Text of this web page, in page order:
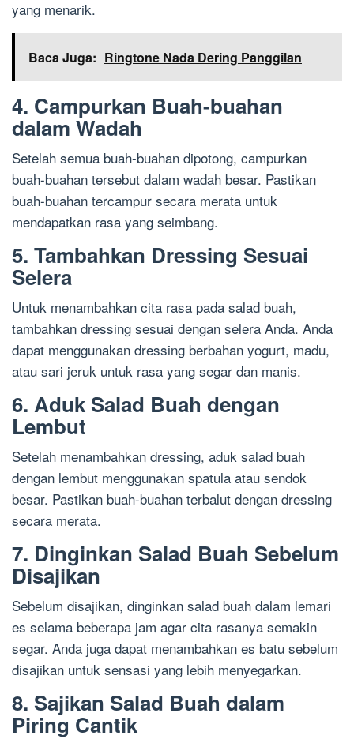
yang menarik.
Baca Juga: Ringtone Nada Dering Panggilan
4. Campurkan Buah-buahan
dalam Wadah
Setelah semua buah-buahan dipotong, campurkan
buah-buahan tersebut dalam wadah besar. Pastikan
buah-buahan tercampur secara merata untuk
mendapatkan rasa yang seimbang.
5. Tambahkan Dressing Sesuai
Selera
Untuk menambahkan cita rasa pada salad buah,
tambahkan dressing sesuai dengan selera Anda. Anda
dapat menggunakan dressing berbahan yogurt, madu,
atau sari jeruk untuk rasa yang segar dan manis.
6. Aduk Salad Buah dengan
Lembut
Setelah menambahkan dressing, aduk salad buah
dengan lembut menggunakan spatula atau sendok
besar. Pastikan buah-buahan terbalut dengan dressing
secara merata.
7. Dinginkan Salad Buah Sebelum
Disajikan
Sebelum disajikan, dinginkan salad buah dalam lemari
es selama beberapa jam agar cita rasanya semakin
segar. Anda juga dapat menambahkan es batu sebelum
disajikan untuk sensasi yang lebih menyegarkan.
8. Sajikan Salad Buah dalam
Piring Cantik